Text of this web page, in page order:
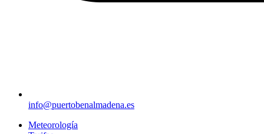
info@puertobenalmadena.es
Meteorología